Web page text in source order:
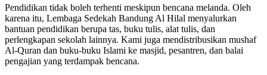
Pendidikan tidak boleh terhenti meskipun bencana melanda. Oleh
karena itu, Lembaga Sedekah Bandung Al Hilal menyalurkan
bantuan pendidikan berupa tas, buku tulis, alat tulis, dan
perlengkapan sekolah lainnya. Kami juga mendistribusikan mushaf
Al-Quran dan buku-buku Islami ke masjid, pesantren, dan balai
pengajian yang terdampak bencana.